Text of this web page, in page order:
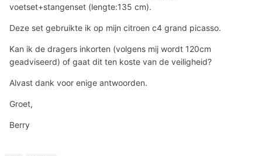
voetset+stangenset (lengte:135 cm).
Deze set gebruikte ik op mijn citroen c4 grand picasso.
Kan ik de dragers inkorten (volgens mij wordt 120cm
geadviseerd) of gaat dit ten koste van de veiligheid?
Alvast dank voor enige antwoorden.
Groet,
Berry